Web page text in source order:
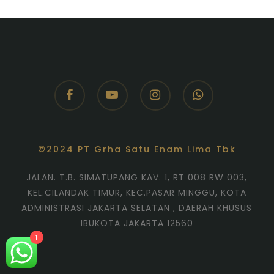
facebookyoutube instagramwhatsapp
©2024 PT Grha Satu Enam Lima Tbk
JALAN. T.B. SIMATUPANG KAV. 1, RT 008 RW 003,
KEL.CILANDAK TIMUR, KEC.PASAR MINGGU, KOTA
ADMINISTRASI JAKARTA SELATAN , DAERAH KHUSUS
IBUKOTA JAKARTA 12560
1